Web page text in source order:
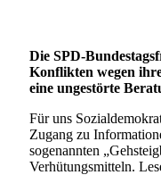
Die SPD-
Konflikten wegen
eine ungestörte
Für uns
Zugang zu
sogenannten
Verhütungsmitteln.